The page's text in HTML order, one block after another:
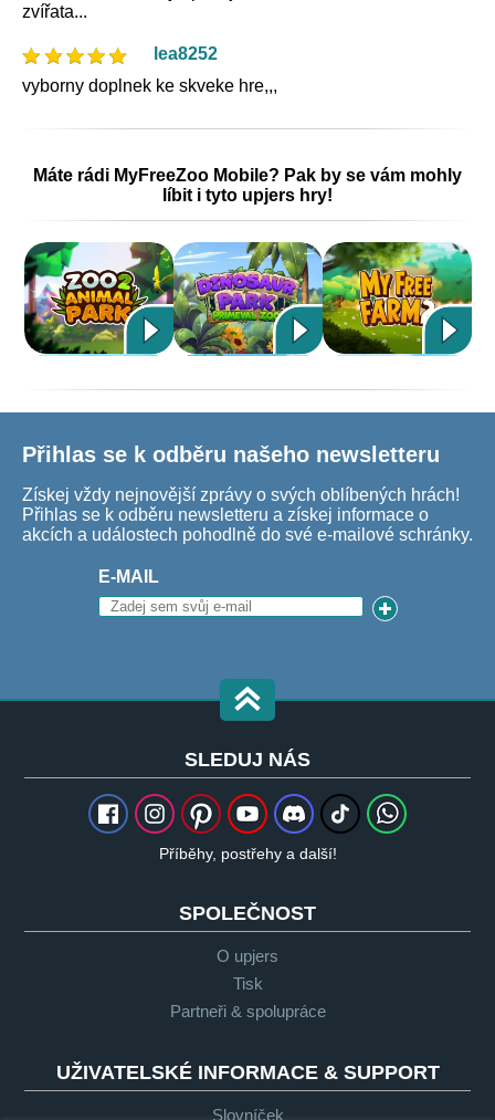
zvířata...
lea8252
vyborny doplnek ke skveke hre,,,
Máte rádi MyFreeZoo Mobile? Pak by se vám mohly
líbit i tyto upjers hry!
Přihlas se k odběru našeho newsletteru
Získej vždy nejnovější zprávy o svých oblíbených hrách!
Přihlas se k odběru newsletteru a získej informace o
akcích a událostech pohodlně do své e-mailové schránky.
E-MAIL
SLEDUJ NÁS
Příběhy, postřehy a další!
SPOLEČNOST
O upjers
Tisk
Partneři & spolupráce
UŽIVATELSKÉ INFORMACE & SUPPORT
Slovníček